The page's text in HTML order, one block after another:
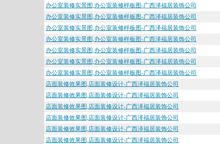
办公室装修实景图,办公室装修样板图-广西泽福居装饰公司
办公室装修实景图,办公室装修样板图-广西泽福居装饰公司
办公室装修实景图,办公室装修样板图-广西泽福居装饰公司
办公室装修实景图,办公室装修样板图-广西泽福居装饰公司
办公室装修实景图,办公室装修样板图-广西泽福居装饰公司
办公室装修实景图,办公室装修样板图-广西泽福居装饰公司
办公室装修实景图,办公室装修样板图-广西泽福居装饰公司
店面装修效果图,店面装修设计-广西泽福居装饰公司
店面装修效果图,店面装修设计-广西泽福居装饰公司
店面装修效果图,店面装修设计-广西泽福居装饰公司
店面装修效果图,店面装修设计-广西泽福居装饰公司
店面装修效果图,店面装修设计-广西泽福居装饰公司
店面装修效果图,店面装修设计-广西泽福居装饰公司